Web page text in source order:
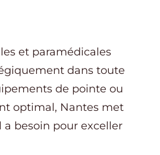
et paramédicales
dans toute
de pointe ou
optimal, Nantes met
besoin pour exceller